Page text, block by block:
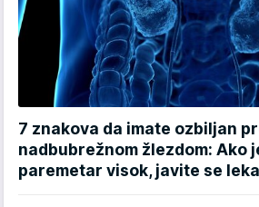
7 znakova da imate ozbiljan
nadbubrežnom žlezdom: Ako
paremetar visok, javite se